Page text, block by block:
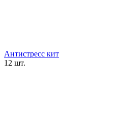
Антистресс кит
12 шт.